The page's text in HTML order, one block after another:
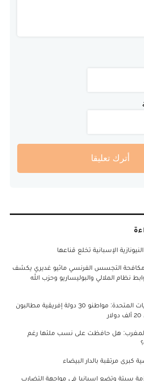
أترك تعليقا
الإسبانية تخلع قناعها
التجسس الفرنسي ماثيو غديري يكشف
نظام الملالي والبوليساريو وحزب الله
تأشيرة الدخول للولايات المتحدة: مواطنو 30 دولة إفريقية مطالبون
هل حافظت على نسب ملئها رغم
كبرى مرتقبة بالدار البيضاء
سبتة وتضع إسبانيا في مواجهة التضارب